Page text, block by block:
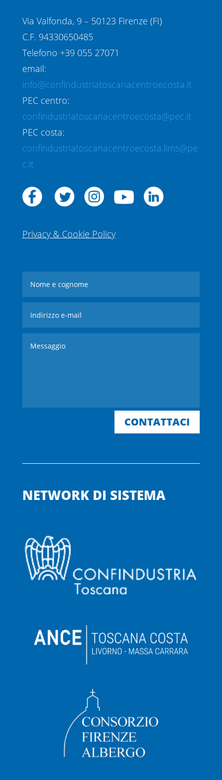
Via Valfonda, 9 – 50123 Firenze (FI)
C.F. 94330650485
Telefono +39 055 27071
email:
info@confindustriatoscanacentroecosta.it
PEC centro:
confindustriatoscanacentroecosta@pec.it
PEC costa:
confindustriatoscanacentroecosta.lims@pe
c.it
Privacy & Cookie Policy
CONTATTACI
NETWORK DI SISTEMA